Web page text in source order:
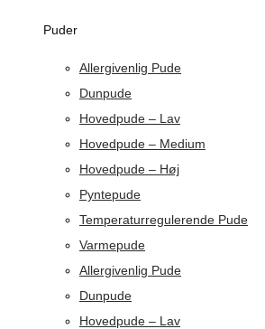
Puder
Allergivenlig Pude
Dunpude
Hovedpude – Lav
Hovedpude – Medium
Hovedpude – Høj
Pyntepude
Temperaturregulerende Pude
Varmepude
Allergivenlig Pude
Dunpude
Hovedpude – Lav